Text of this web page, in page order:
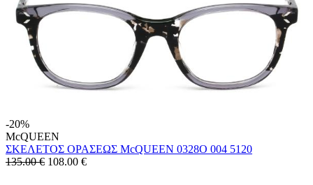
-20%
McQUEEN
ΣΚΕΛΕΤΟΣ ΟΡΑΣΕΩΣ McQUEEN 0328O 004 5120
135.00 € 108.00 €